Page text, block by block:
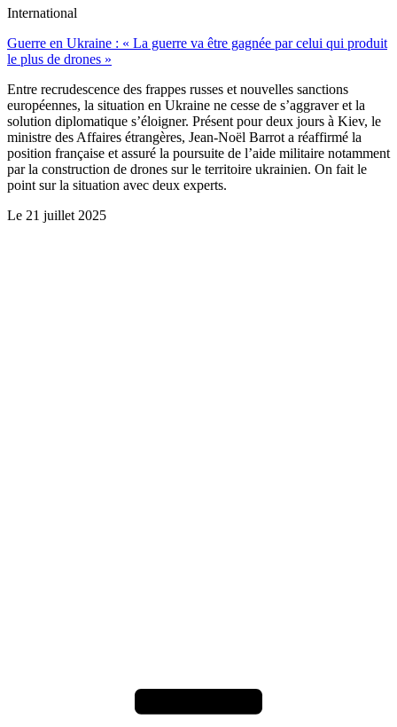
International
Guerre en Ukraine : « La guerre va être gagnée par celui qui produit
le plus de drones »
Entre recrudescence des frappes russes et nouvelles sanctions
européennes, la situation en Ukraine ne cesse de s’aggraver et la
solution diplomatique s’éloigner. Présent pour deux jours à Kiev, le
ministre des Affaires étrangères, Jean-Noël Barrot a réaffirmé la
position française et assuré la poursuite de l’aide militaire notamment
par la construction de drones sur le territoire ukrainien. On fait le
point sur la situation avec deux experts.
Le 21 juillet 2025